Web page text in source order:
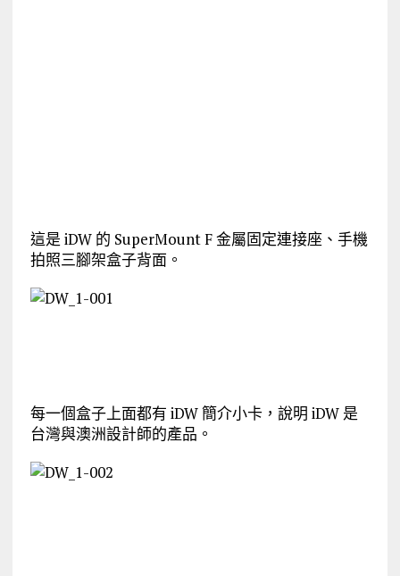
這是 iDW 的 SuperMount F 金屬固定連接座、手機
拍照三腳架盒子背面。
每一個盒子上面都有 iDW 簡介小卡，說明 iDW 是
台灣與澳洲設計師的產品。